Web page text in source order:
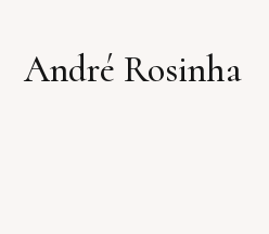
André Rosinha